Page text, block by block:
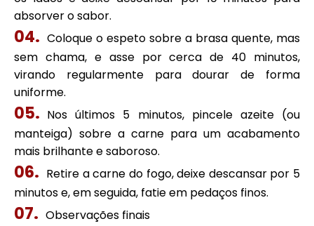
absorver o sabor.
Coloque o espeto sobre a brasa quente, mas
sem chama, e asse por cerca de 40 minutos,
virando regularmente para dourar de forma
uniforme.
Nos últimos 5 minutos, pincele azeite (ou
manteiga) sobre a carne para um acabamento
mais brilhante e saboroso.
Retire a carne do fogo, deixe descansar por 5
minutos e, em seguida, fatie em pedaços finos.
Observações finais